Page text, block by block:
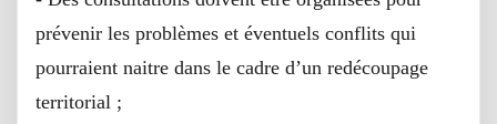
prévenir les problèmes et éventuels conflits qui
pourraient naitre dans le cadre d’un redécoupage
territorial ;